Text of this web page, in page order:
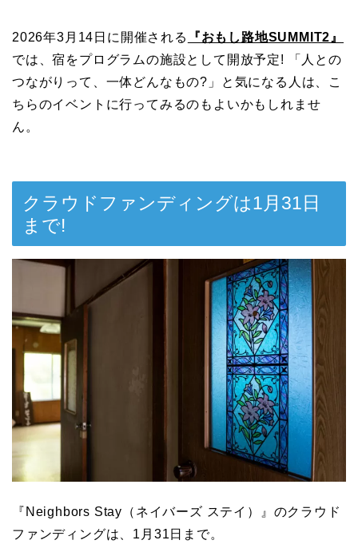
2026年3月14日に開催される
『おもし路地SUMMIT2』
では、宿をプログラムの施設として開放予定! 「人との
つながりって、一体どんなもの?」と気になる人は、こ
ちらのイベントに行ってみるのもよいかもしれませ
ん。
クラウドファンディングは1月31日
まで!
『Neighbors Stay（ネイバーズ ステイ）』のクラウド
ファンディングは、1月31日まで。